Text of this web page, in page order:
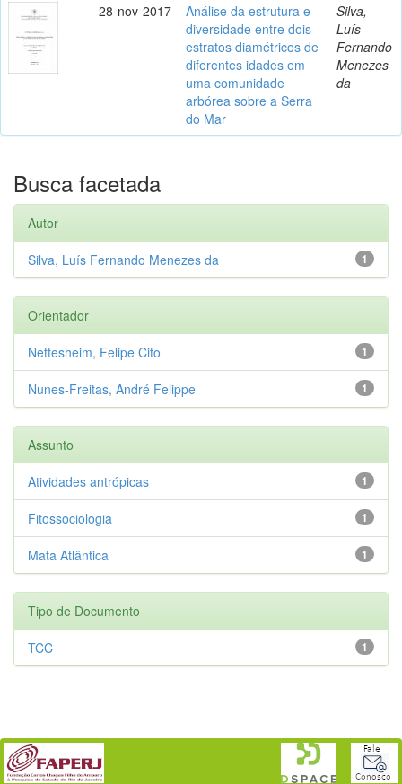
28-nov-2017
Análise da estrutura e
diversidade entre dois
estratos diamétricos de
diferentes idades em
uma comunidade
arbórea sobre a Serra
do Mar
Silva,
Luís
Fernando
Menezes
da
Busca facetada
Autor
1
Silva, Luís Fernando Menezes da
Orientador
1
Nettesheim, Felipe Cito
1
Nunes-Freitas, André Felippe
Assunto
1
Atividades antrópicas
1
Fitossociologia
1
Mata Atlântica
Tipo de Documento
1
TCC